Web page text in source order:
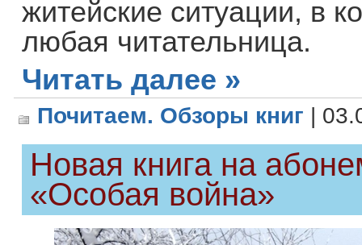
житейские ситуации, в
любая читательница.
Читать далее »
Почитаем. Обзоры книг |
Новая книга на
«Особая война»